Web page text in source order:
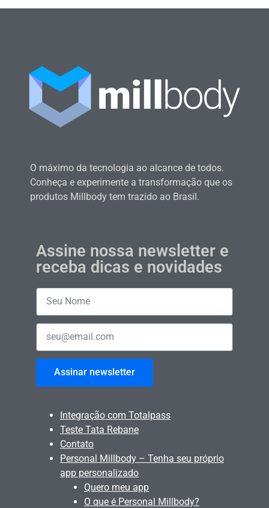
O máximo da tecnologia ao alcance de todos.
Conheça e experimente a transformação que os
produtos Millbody tem trazido ao Brasil.
Assine nossa newsletter e
receba dicas e novidades
Assinar newsletter
Integração com Totalpass
Teste Tata Rebane
Contato
Personal Millbody – Tenha seu próprio
app personalizado
Quero meu app
O que é Personal Millbody?